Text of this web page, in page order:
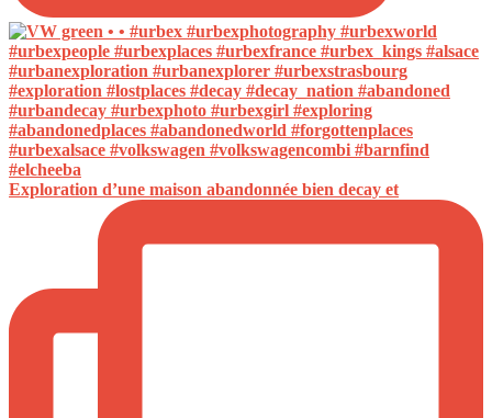
Exploration d’une maison abandonnée bien decay et